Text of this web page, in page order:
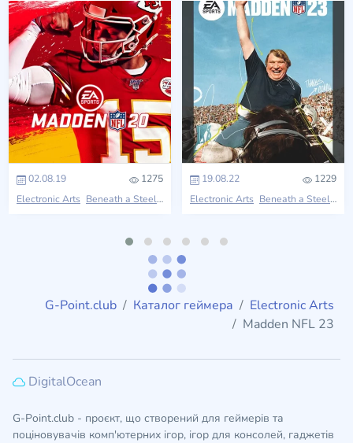
02.08.19
1275
Electronic Arts Beneath a Steel Sky
19.08.22
1229
Electronic Arts Beneath a Steel Sky
G-Point.club Каталог геймера
Electronic Arts
Madden NFL 23
DigitalOcean
G-Point.club - проєкт, що створений для геймерів та
поціновувачів комп'ютерних ігор, ігор для консолей, гаджетів